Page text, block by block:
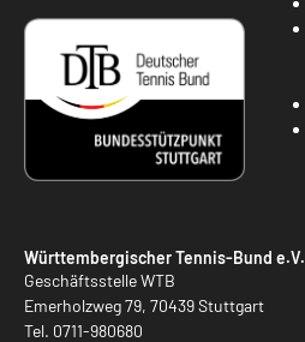
Württembergischer Tennis-Bund e.V.
Geschäftsstelle WTB
Emerholzweg 79, 70439 Stuttgart
Tel. 0711-980680